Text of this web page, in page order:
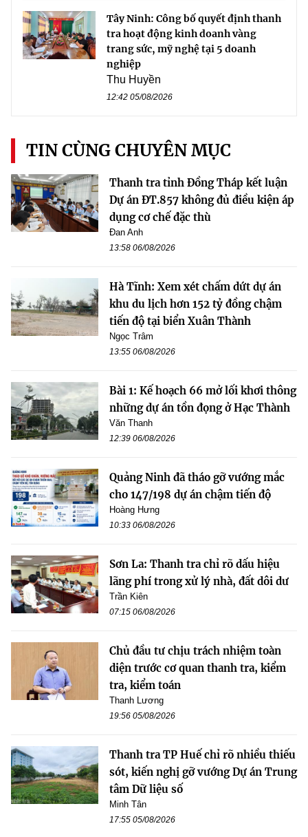
Tây Ninh: Công bố quyết định thanh
tra hoạt động kinh doanh vàng
trang sức, mỹ nghệ tại 5 doanh
nghiệp
Thu Huyền
12:42 05/08/2026
TIN CÙNG CHUYÊN MỤC
Thanh tra tỉnh Đồng Tháp kết luận
Dự án ĐT.857 không đủ điều kiện áp
dụng cơ chế đặc thù
Đan Anh
13:58 06/08/2026
Hà Tĩnh: Xem xét chấm dứt dự án
khu du lịch hơn 152 tỷ đồng chậm
tiến độ tại biển Xuân Thành
Ngọc Trâm
13:55 06/08/2026
Bài 1: Kế hoạch 66 mở lối khơi thông
những dự án tồn đọng ở Hạc Thành
Văn Thanh
12:39 06/08/2026
Quảng Ninh đã tháo gỡ vướng mắc
cho 147/198 dự án chậm tiến độ
Hoàng Hưng
10:33 06/08/2026
Sơn La: Thanh tra chỉ rõ dấu hiệu
lãng phí trong xử lý nhà, đất dôi dư
Trần Kiên
07:15 06/08/2026
Chủ đầu tư chịu trách nhiệm toàn
diện trước cơ quan thanh tra, kiểm
tra, kiểm toán
Thanh Lương
19:56 05/08/2026
Thanh tra TP Huế chỉ rõ nhiều thiếu
sót, kiến nghị gỡ vướng Dự án Trung
tâm Dữ liệu số
Minh Tân
17:55 05/08/2026